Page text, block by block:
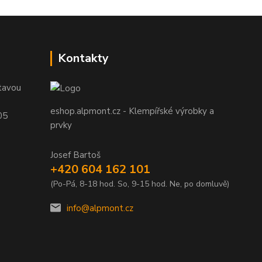
Kontakty
eshop.alpmont.cz - Klempířské výrobky a
prvky
Josef Bartoš
+420 604 162 101
(Po-Pá, 8-18 hod. So, 9-15 hod. Ne, po domluvě)
info@alpmont.cz